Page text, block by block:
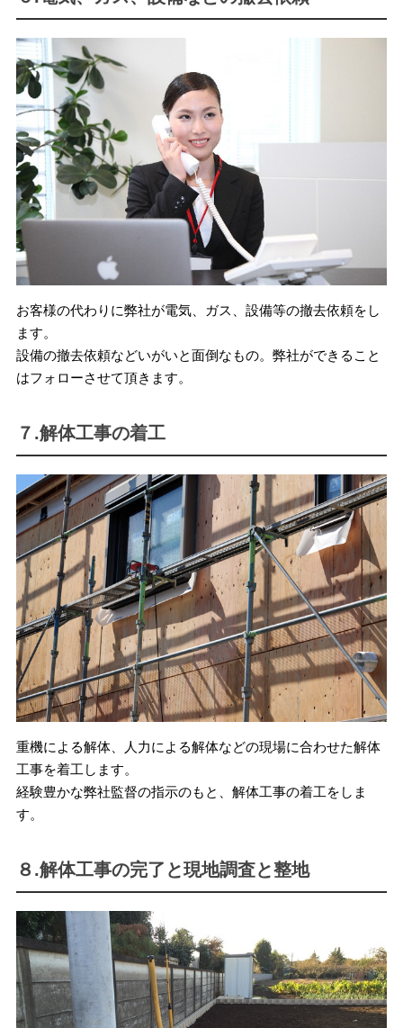
お客様の代わりに弊社が電気、ガス、設備等の撤去依頼をし
ます。
設備の撤去依頼などいがいと面倒なもの。弊社ができること
はフォローさせて頂きます。
７.解体工事の着工
重機による解体、人力による解体などの現場に合わせた解体
工事を着工します。
経験豊かな弊社監督の指示のもと、解体工事の着工をしま
す。
８.解体工事の完了と現地調査と整地